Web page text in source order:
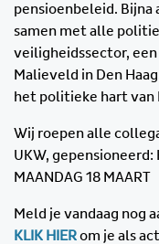
pensioenbeleid. Bijna
samen met alle
veiligheidssector, een
Malieveld in Den
het politieke hart van
Wij roepen alle
UKW, gepensioneerd:
MAANDAG 18 MAART
Meld je vandaag nog
KLIK HIERom je als